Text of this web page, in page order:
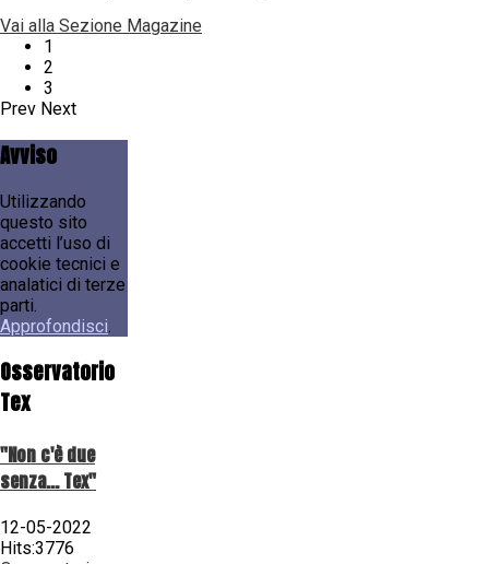
Vai alla Sezione Magazine
1
2
3
Prev Next
Avviso
Utilizzando
questo sito
accetti l’uso di
cookie tecnici e
analatici di terze
parti.
Approfondisci
Osservatorio
Tex
"Non c'è due
senza... Tex"
12-05-2022
Hits:3776